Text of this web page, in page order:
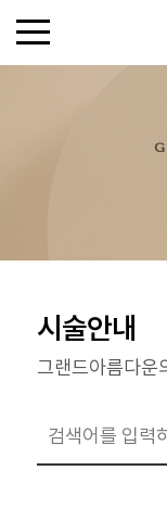
시술안내
그랜드아름다운